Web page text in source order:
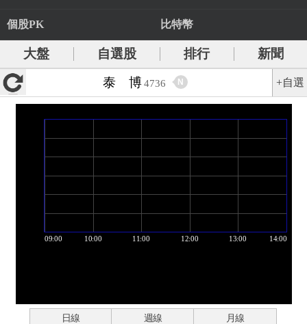
個股PK 比特幣
大盤 自選股 排行
新聞
泰 博 4736 N +自選
日線 週線 月線